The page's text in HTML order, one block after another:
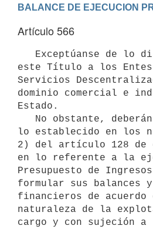
BALANCE DE EJECUCION
Artículo 566
este Título a los Entes
Servicios
dominio comercial e
Estado.
lo establecido en los
2) del artículo 128 de
en lo referente a la
Presupuesto de
formular sus balances
financieros de acuerdo
naturaleza de la
cargo y con sujeción a